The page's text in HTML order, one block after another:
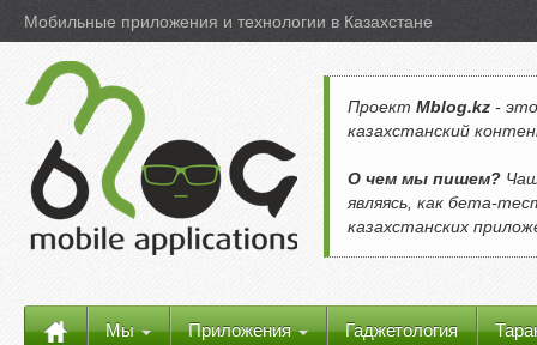
Мобильные приложения и технологии в Казахстане
Проект Mblog.kz -
казахстанский
О чем мы пишем?
являясь, как бета-
казахстанских
Мы Приложения Гаджетология